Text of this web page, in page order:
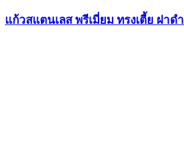
แก้วสแตนเลส พรีเมี่ยม ทรงเตี้ย ฝาดำ